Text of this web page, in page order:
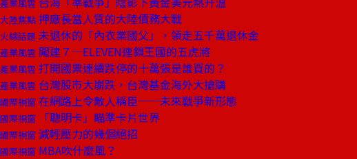
產業風雲
大陸焦點 押廠長當人質的大陸債務大戰
火線話題 未退休的「內衣業國父」，領走五千萬退休金
產業風雲 闖建７─ELEVEN連鎖王國的五虎將
產業風雲 打開國票連續跌停的十萬張是誰買的？
產業風雲 台灣股市大崩跌，台灣基金海外大搶購
國際視窗 在網路上令敵人稱臣──未來戰爭新形態
國際視窗 「聰明卡」瞄準卡片世界
國際視窗 減輕壓力的幾個絕招
國際視窗 MBA吹什麼風？